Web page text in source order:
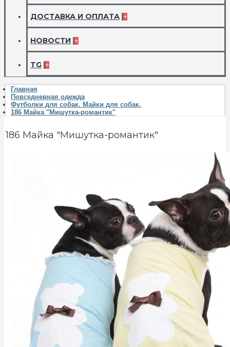
ДОСТАВКА И ОПЛАТА +
НОВОСТИ +
TG +
Главная
Повседневная одежда
Футболки для собак. Майки для собак.
186 Майка "Мишутка-романтик"
186 Майка "Мишутка-романтик"